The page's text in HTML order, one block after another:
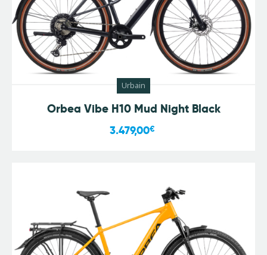
Urbain
Orbea Vibe H10 Mud Night Black
3.479,00€